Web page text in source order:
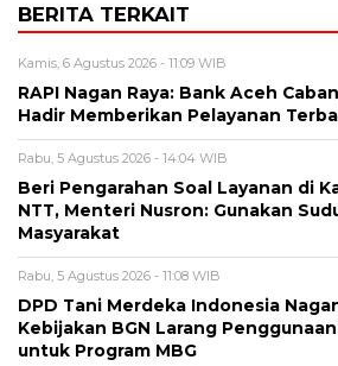
BERITA TERKAIT
Kamis, 6 Agustus 2026 - 11:09 WIB
RAPI Nagan Raya: Bank Aceh
Hadir Memberikan Pelayanan
Rabu, 5 Agustus 2026 - 14:04 WIB
Beri Pengarahan Soal Layanan di
NTT, Menteri Nusron: Gunakan
Masyarakat
Rabu, 5 Agustus 2026 - 11:08 WIB
DPD Tani Merdeka Indonesia
Kebijakan BGN Larang
untuk Program MBG